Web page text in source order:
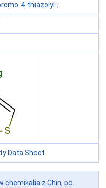
4-thiazolyl-;
Data Sheet
chemikalia z Chin, po